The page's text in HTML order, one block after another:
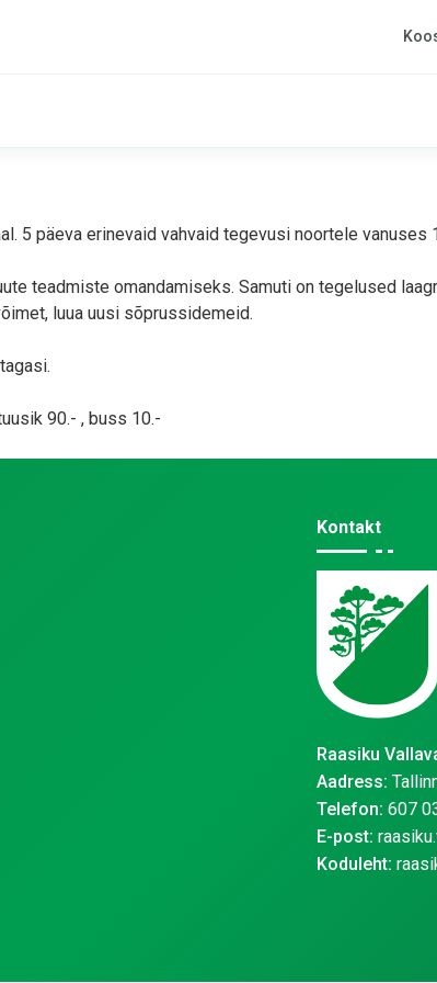
5 päeva erinevaid vahvaid tegevusi noortele vanuses
teadmiste omandamiseks. Samuti on tegelused
luua uusi sõprussidemeid.
90.- , buss 10.-
Kontakt
Raasiku
Aadress:
Telefon: 607
E-post:
Koduleht: